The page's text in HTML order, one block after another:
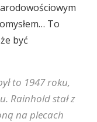
To
być
to 1947 roku,
Rainhold stał z
na plecach